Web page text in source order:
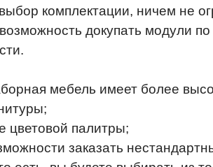
комплектации, ничем не
докупать модули
мебель имеет более
цветовой палитры;
заказать